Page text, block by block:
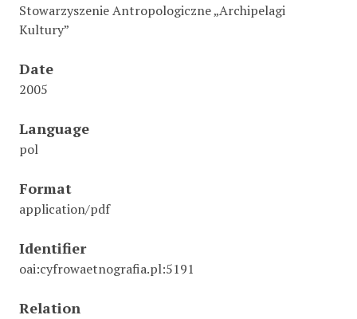
Stowarzyszenie Antropologiczne „Archipelagi
Kultury”
Date
2005
Language
pol
Format
application/pdf
Identifier
oai:cyfrowaetnografia.pl:5191
Relation